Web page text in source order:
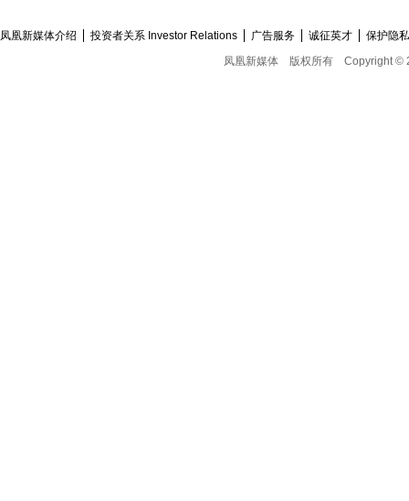
凤凰新媒体介绍 投资者关系 Investor Relations 广告服务 诚征英才
保护隐
凤凰新媒体
版权所有 Copyright ©